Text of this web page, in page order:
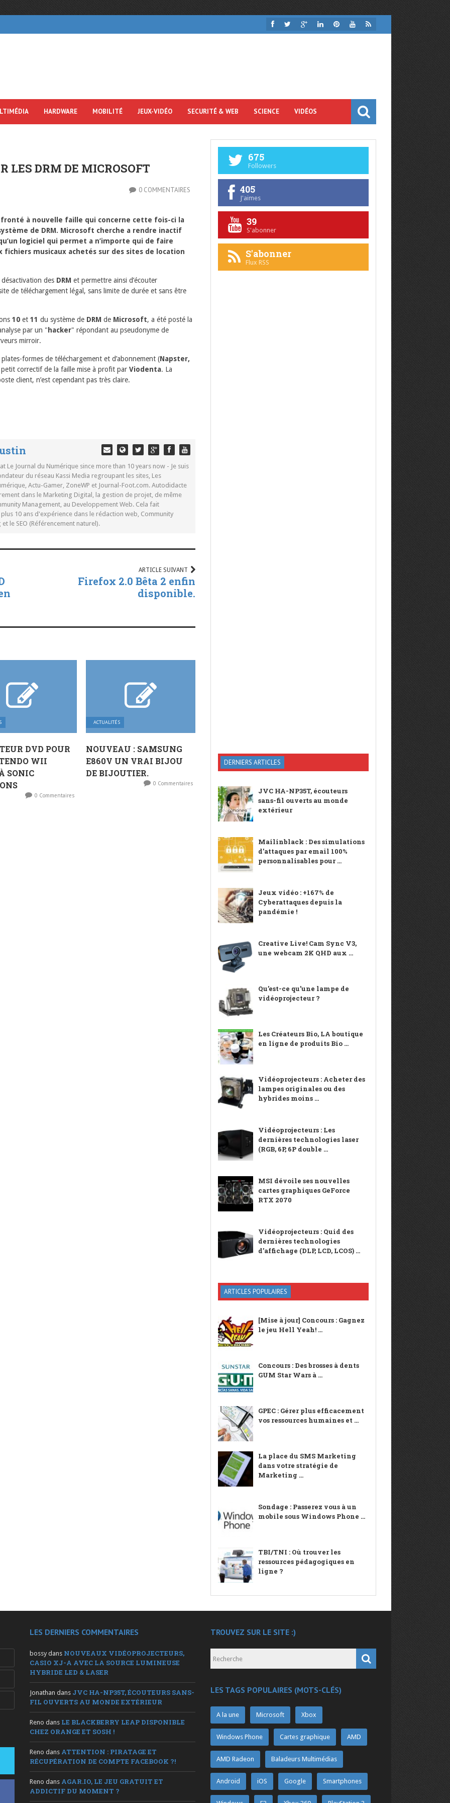
HARDWARE MOBILITÉ JEUX-VIDÉO SECURITÉ & WEB SCIENCE VIDÉOS
LES DRM DE MICROSOFT
0 COMMENTAIRES
à nouvelle faille qui concerne cette fois-ci la
de DRM. Microsoft cherche a rendre inactif
logiciel qui permet a n’importe qui de faire
fichiers musicaux achetés sur des sites de location
des DRM et permettre ainsi d’écouter
de téléchargement légal, sans limite de durée et sans être
10 et 11 du système de DRM de Microsoft, a été posté la
par un " hacker" répondant au pseudonyme de
mirroir.
formes de téléchargement et d’abonnement (Napster,
correctif de la faille mise à profit par Viodenta. La
client, n’est cependant pas très claire.
Le Journal du Numérique since more than 10 years now - Je suis
du réseau Kassi Media regroupant les sites, Les
Actu-Gamer, ZoneWP et Journal-Foot.com. Autodidacte
dans le Marketing Digital, la gestion de projet, de même
Management, au Developpement Web. Cela fait
10 ans d'expérience dans le rédaction web, Community
le SEO (Référencement naturel).
ARTICLE SUIVANT
Firefox 2.0 Bêta 2 enfin
disponible.
DVD POUR
WII
SONIC
0 Commentaires
ACTUALITÉS
NOUVEAU : SAMSUNG
E860V UN VRAI BIJOU
DE BIJOUTIER.
0 Commentaires
675
Followers
405
J'aimes
39
S'abonner
S'abonner
Flux RSS
DERNIERS ARTICLES
JVC HA-NP35T, écouteurs
sans-fil ouverts au monde
extérieur
Mailinblack : Des simulations
d’attaques par email 100%
personnalisables pour ...
Jeux vidéo : +167% de
Cyberattaques depuis la
pandémie !
Creative Live! Cam Sync V3,
une webcam 2K QHD aux ...
Qu’est-ce qu’une lampe de
vidéoprojecteur ?
Les Créateurs Bio, LA boutique
en ligne de produits Bio ...
Vidéoprojecteurs : Acheter des
lampes originales ou des
hybrides moins ...
Vidéoprojecteurs : Les
dernières technologies laser
(RGB, 6P, 6P double ...
MSI dévoile ses nouvelles
cartes graphiques GeForce
RTX 2070
Vidéoprojecteurs : Quid des
dernières technologies
d’affichage (DLP, LCD, LCOS) ...
ARTICLES POPULAIRES
[Mise à jour] Concours : Gagnez
le jeu Hell Yeah! ...
Concours : Des brosses à dents
GUM Star Wars à ...
GPEC : Gérer plus efficacement
vos ressources humaines et ...
La place du SMS Marketing
dans votre stratégie de
Marketing ...
Sondage : Passerez vous à un
mobile sous Windows Phone ...
TBI/TNI : Où trouver les
ressources pédagogiques en
ligne ?
LES DERNIERS COMMENTAIRES
bossy dans NOUVEAUX VIDÉOPROJECTEURS,
CASIO XJ-A AVEC LA SOURCE LUMINEUSE
HYBRIDE LED & LASER
Jonathan dans JVC HA-NP35T, ÉCOUTEURS SANS-
FIL OUVERTS AU MONDE EXTÉRIEUR
Reno dans LE BLACKBERRY LEAP DISPONIBLE
CHEZ ORANGE ET SOSH !
Reno dans ATTENTION : PIRATAGE ET
RÉCUPÉRATION DE COMPTE FACEBOOK ?!
Reno dans AGAR.IO, LE JEU GRATUIT ET
ADDICTIF DU MOMENT ?
TROUVEZ SUR LE SITE :)
LES TAGS POPULAIRES (MOTS-CLÉS)
A la une Microsoft Xbox
Windows Phone Cartes graphique AMD
AMD Radeon Baladeurs Multimédias
Android iOS Google Smartphones